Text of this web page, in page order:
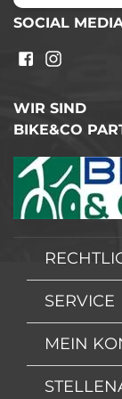
SOCIAL
WIR SIND
BIKE&CO
SERVICE
MEIN